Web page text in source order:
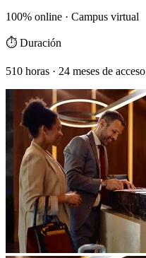
100% online · Campus virtual
⏱️ Duración
510 horas · 24 meses de acceso